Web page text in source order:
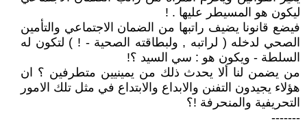
ليكون هو المسيطر عليها . !
فيضع قانونا يضيف راتبها من الضمان الاجتماعي والتأمين
الصحي لدخله ( لراتبه , ولبطاقته الصحية - ! ) لتكون له
السلطة - ويكون هو : سي السيد ؟!
من يضمن لنا ألا يحدث ذلك من يمينيين متطرفين ؟ ان
هؤلاء يجيدون التفنن والابداع والابتداع في مثل تلك الامور
التحريفية والمنحرفة !؟
-------